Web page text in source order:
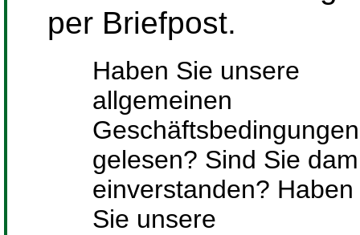
per Briefpost.
Haben Sie unsere
allgemeinen
Geschäftsbedingungen
gelesen? Sind Sie
einverstanden? Haben
Sie unsere